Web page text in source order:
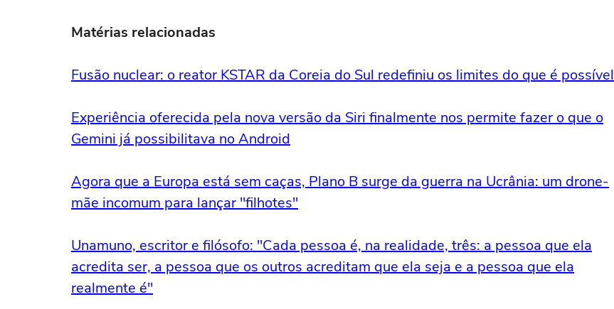
Matérias relacionadas
Fusão nuclear: o reator KSTAR da Coreia do Sul redefiniu os limites do que é possível
Experiência oferecida pela nova versão da Siri finalmente nos permite fazer o que o
Gemini já possibilitava no Android
Agora que a Europa está sem caças, Plano B surge da guerra na Ucrânia: um drone-
mãe incomum para lançar "filhotes"
Unamuno, escritor e filósofo: "Cada pessoa é, na realidade, três: a pessoa que ela
acredita ser, a pessoa que os outros acreditam que ela seja e a pessoa que ela
realmente é"